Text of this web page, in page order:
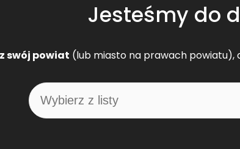
Jesteśmy do
swój powiat (lub miasto na prawach powiatu),